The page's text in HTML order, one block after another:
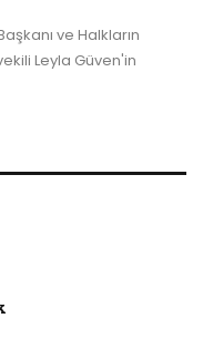
ve Halkların
Leyla Güven'in